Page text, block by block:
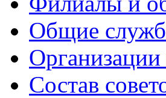
Общие
Состав